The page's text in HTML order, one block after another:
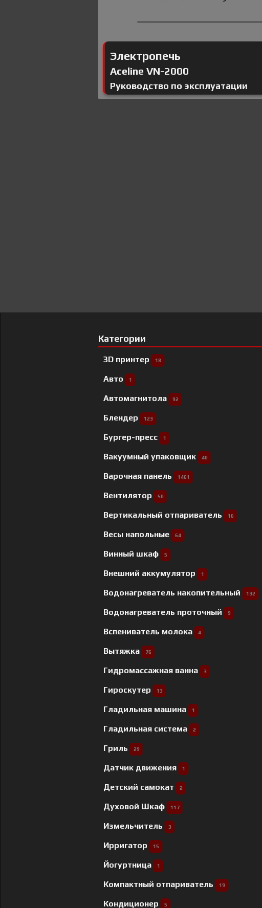
Электропечь
Aceline VN-2000
Руководство по эксплуатации
Категории
3D принтер 18
Авто 1
Автомагнитола 92
Блендер 123
Бургер-пресс 1
Вакуумный упаковщик 40
Варочная панель 1461
Вентилятор 50
Вертикальный отпариватель 16
Весы напольные 64
Винный шкаф 5
Внешний аккумулятор 1
Водонагреватель накопительный 132
Водонагреватель проточный 9
Вспениватель молока 4
Вытяжка 76
Гидромассажная ванна 3
Гироскутер 13
Гладильная машина 1
Гладильная система 2
Гриль 29
Датчик движения 1
Детский самокат 2
Духовой Шкаф 117
Измельчитель 3
Ирригатор 15
Йогуртница 1
Компактный отпариватель 19
Кондиционер 5